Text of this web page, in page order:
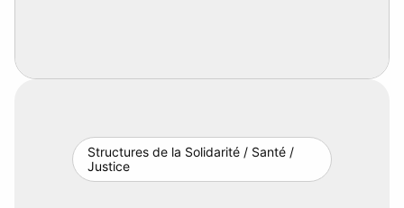
Structures de la Solidarité / Santé /
Justice